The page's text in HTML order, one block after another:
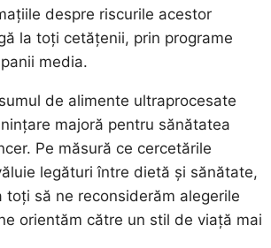
despre riscurile acestor
la toți cetățenii, prin programe
media.
de alimente ultraprocesate
majoră pentru sănătatea
Pe măsură ce cercetările
legături între dietă și sănătate,
toți să ne reconsiderăm alegerile
orientăm către un stil de viață mai